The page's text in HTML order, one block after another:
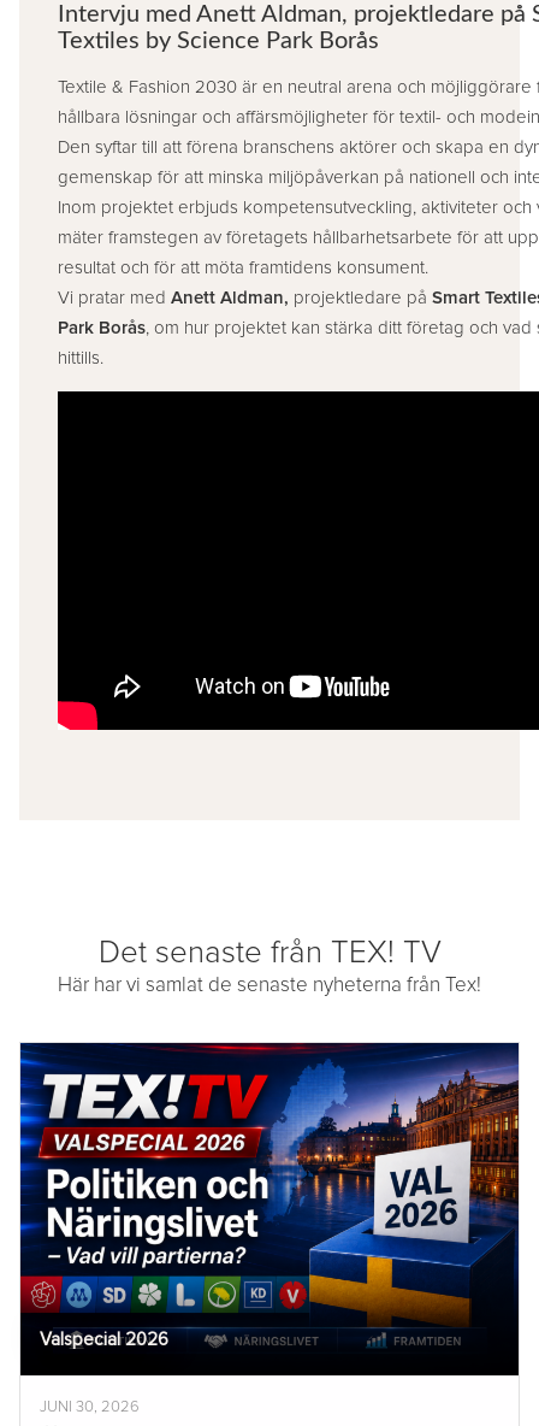
Intervju med Anett Aldman, projektledare på
Textiles by Science Park Borås
Textile & Fashion 2030 är en neutral arena och möjliggörare
hållbara lösningar och affärsmöjligheter för textil- och
Den syftar till att förena branschens aktörer och skapa en
gemenskap för att minska miljöpåverkan på nationell och
Inom projektet erbjuds kompetensutveckling, aktiviteter och
mäter framstegen av företagets hållbarhetsarbete för att
resultat och för att möta framtidens konsument.
Vi pratar med Anett Aldman, projektledare på Smart
Park Borås, om hur projektet kan stärka ditt företag och vad
hittills.
Det senaste från TEX! TV
Här har vi samlat de senaste nyheterna från Tex!
Valspecial 2026
JUNI 30, 2026